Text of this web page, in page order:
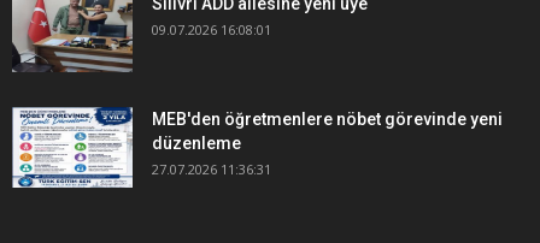
09.07.2026 16:08:01
MEB'den öğretmenlere nöbet görevinde yeni
düzenleme
27.07.2026 11:36:31